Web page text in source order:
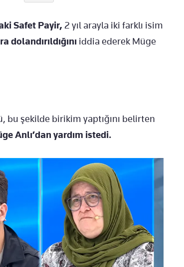
Safet Payir, 2 yıl arayla iki farklı isim
dolandırıldığını iddia ederek Müge
bu şekilde birikim yaptığını belirten
Anlı’dan yardım istedi.